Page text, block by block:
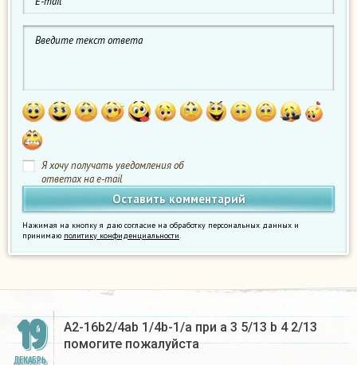
Я хочу получать уведомления об
ответах на e-mail
Нажимая на кнопку я даю согласие на обработку персональных данных и
принимаю политику конфиденциальности.
19
ДЕКАБРЬ
A2-16b2/4ab 1/4b-1/a при a 3 5/13 b 4 2/13
помогите пожалуйста